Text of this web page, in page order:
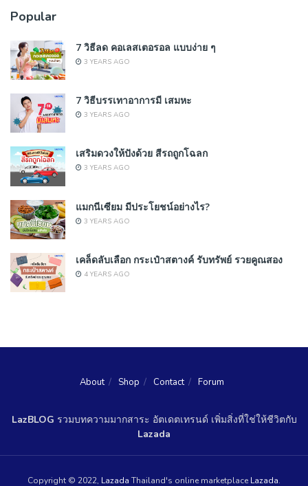
Popular
7 วิธีลด คอเลสเตอรอล แบบง่าย ๆ
3 YEARS AGO
7 วิธีบรรเทาอาการมี เสมหะ
3 YEARS AGO
เสริมดวงให้ปังด้วย สีรถถูกโฉลก
3 YEARS AGO
แมกนีเซียม มีประโยชน์อย่างไร?
3 YEARS AGO
เคล็ดลับเลือก กระเป๋าสตางค์ รับทรัพย์ รวยคูณสอง
4 YEARS AGO
About Shop Contact Forum
LazBLOG รวมบทความมากสาระ อัตเดตเทรนด์ เพิ่มสิ่งที่ใช่ให้ชีวิตกับ
Lazada
Copyright © 2022, Lazada Thailand's online marketplace Lazada.